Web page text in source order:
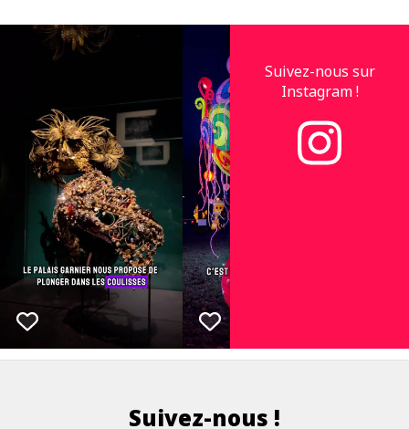
Suivez-nous sur
Instagram !
Suivez-nous !